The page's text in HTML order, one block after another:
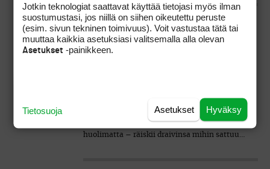
auttavat asiaa. Vaan jos lahjakkuudesta on
puhe, niin on se kieltämättä ihmeellistä, että
Tiger – nykyisestä välineteknologiasta
huolimatta – räiskii draivinsa mihin sattuu…
Jotkin teknologiat saattavat käyttää tietojasi myös ilman
suostumustasi, jos niillä on siihen oikeutettu peruste
(esim. sivun tekninen toimivuus). Voit vastustaa tätä tai
muuttaa kaikkia asetuksiasi valitsemalla alla olevan
Asetukset -painikkeen.
Hyväksy
Asetukset
Tietosuoja